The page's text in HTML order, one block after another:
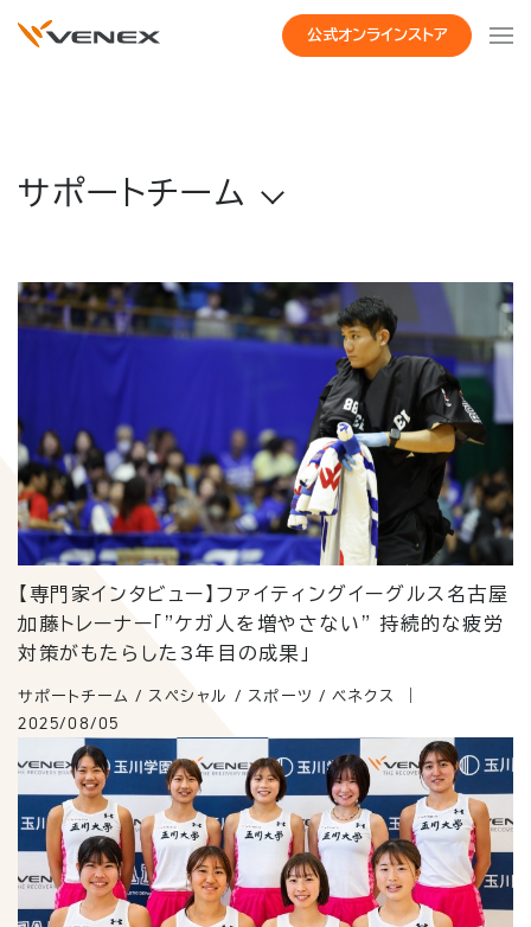
公式オンラインストア
サポートチーム
【専門家インタビュー】ファイティングイーグルス名古屋
加藤トレーナー「"ケガ人を増やさない" 持続的な疲労
対策がもたらした3年目の成果」
サポートチーム / スペシャル / スポーツ / ベネクス
2025/08/05